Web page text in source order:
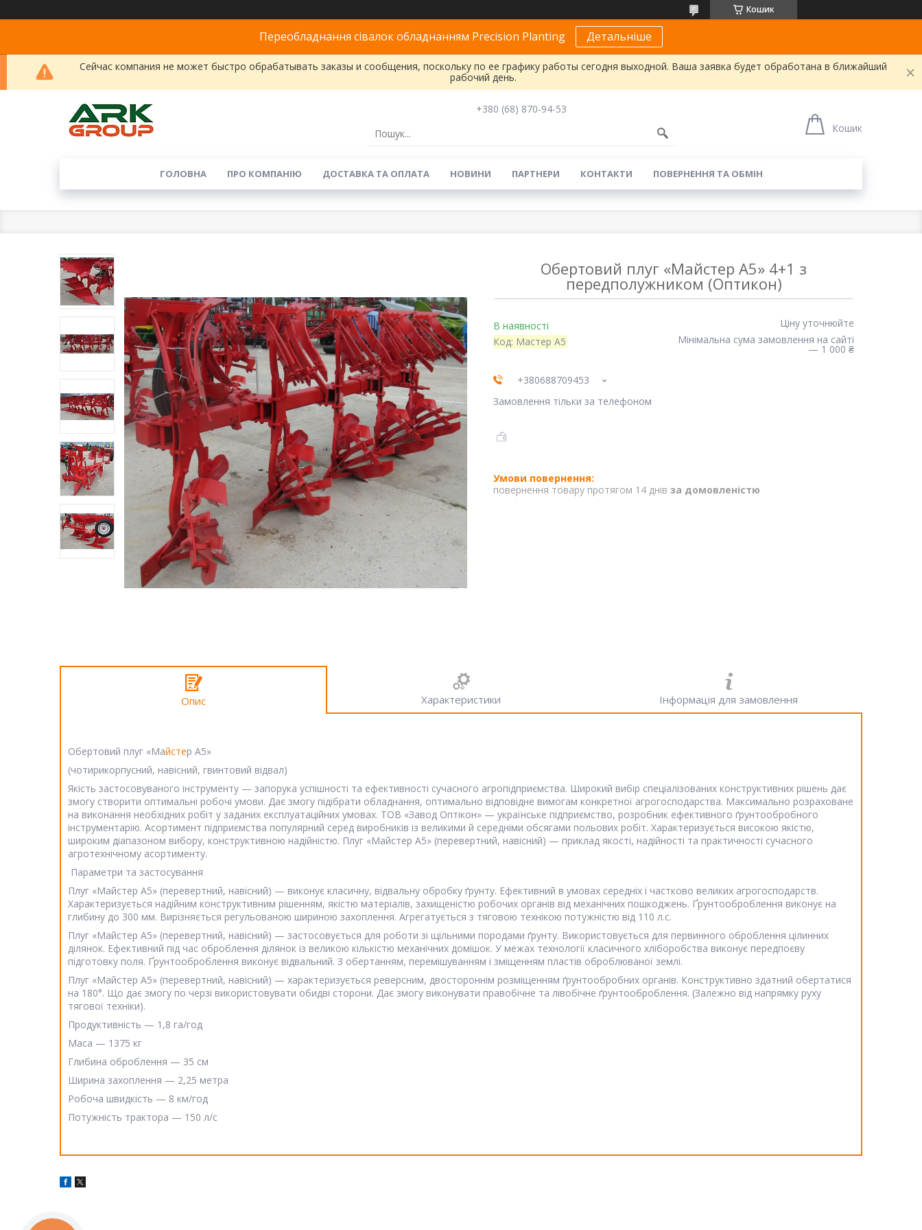
Кошик
Переобладнання сівалок обладнанням Precision Planting Детальніше
Сейчас компания не может быстро обрабатывать заказы и сообщения, поскольку по ее графику работы сегодня выходной. Ваша заявка будет обработана в ближайший
рабочий день.
+380 (68) 870-94-53
Кошик
ГОЛОВНА ПРО КОМПАНІЮ ДОСТАВКА ТА ОПЛАТА НОВИНИ ПАРТНЕРИ КОНТАКТИ ПОВЕРНЕННЯ ТА ОБМІН
Обертовий плуг «Майстер А5» 4+1 з
передполужником (Оптикон)
В наявності
Код: Мастер А5
Ціну уточнюйте
Мінімальна сума замовлення на сайті
— 1 000 ₴
+380688709453
Замовлення тільки за телефоном
повернення товару протягом 14 днів за домовленістю
Опис Характеристики Інформація для замовлення
Обертовий плуг «Майстер А5»
(чотирикорпусний, навісний, гвинтовий відвал)
Якість застосовуваного інструменту — запорука успішності та ефективності сучасного агропідприємства. Широкий вибір спеціалізованих конструктивних рішень дає
змогу створити оптимальні робочі умови. Дає змогу підібрати обладнання, оптимально відповідне вимогам конкретної агрогосподарства. Максимально розраховане
на виконання необхідних робіт у заданих експлуатаційних умовах. ТОВ «Завод Оптікон» — українське підприємство, розробник ефективного ґрунтообробного
інструментарію. Асортимент підприємства популярний серед виробників із великими й середніми обсягами польових робіт. Характеризується високою якістю,
широким діапазоном вибору, конструктивною надійністю. Плуг «Майстер А5» (перевертний, навісний) — приклад якості, надійності та практичності сучасного
агротехнічному асортименту.
Параметри та застосування
Плуг «Майстер А5» (перевертний, навісний) — виконує класичну, відвальну обробку ґрунту. Ефективний в умовах середніх і частково великих агрогосподарств.
Характеризується надійним конструктивним рішенням, якістю матеріалів, захищеністю робочих органів від механічних пошкоджень. Ґрунтооброблення виконує на
глибину до 300 мм. Вирізняється регульованою шириною захоплення. Агрегатується з тяговою технікою потужністю від 110 л.с.
Плуг «Майстер А5» (перевертний, навісний) — застосовується для роботи зі щільними породами ґрунту. Використовується для первинного оброблення цілинних
ділянок. Ефективний під час оброблення ділянок із великою кількістю механічних домішок. У межах технології класичного хліборобства виконує передпоєву
підготовку поля. Ґрунтооброблення виконує відвальний. З обертанням, перемішуванням і зміщенням пластів оброблюваної землі.
Плуг «Майстер А5» (перевертний, навісний) — характеризується реверсним, двостороннім розміщенням ґрунтообробних органів. Конструктивно здатний обертатися
на 180°. Що дає змогу по черзі використовувати обидві сторони. Дає змогу виконувати правобічне та лівобічне ґрунтооброблення. (Залежно від напрямку руху
тягової техніки).
Продуктивність — 1,8 га/год
Маса — 1375 кг
Глибина оброблення — 35 см
Ширина захоплення — 2,25 метра
Робоча швидкість — 8 км/год
Потужність трактора — 150 л/с